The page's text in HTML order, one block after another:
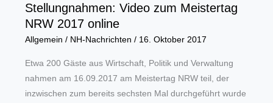
Stellungnahmen: Video zum Meistertag
NRW 2017 online
Allgemein / NH-Nachrichten / 16. Oktober 2017
Etwa 200 Gäste aus Wirtschaft, Politik und Verwaltung
nahmen am 16.09.2017 am Meistertag NRW teil, der
inzwischen zum bereits sechsten Mal durchgeführt wurde